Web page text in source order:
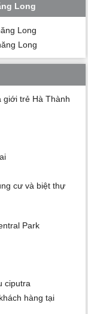
Long
Long
Long
giới trẻ Hà Thành
cư và biệt thự
Park
ciputra
hàng tại